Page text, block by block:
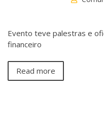
Evento teve palestras e
financeiro
Read more